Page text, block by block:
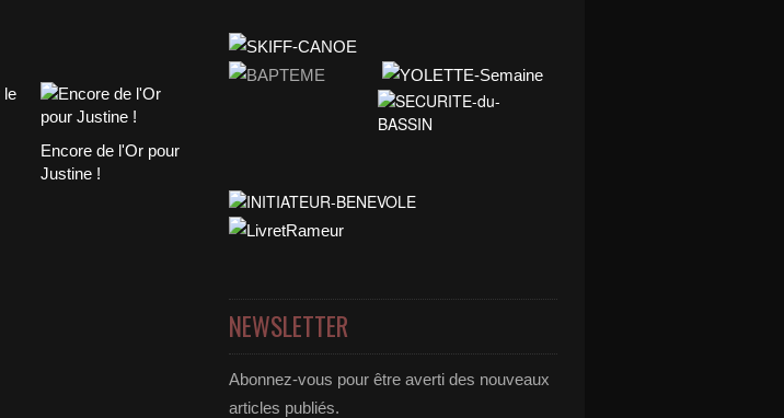
Encore de l'Or pour
Justine !
NEWSLETTER
Abonnez-vous pour être averti des nouveaux
articles publiés.